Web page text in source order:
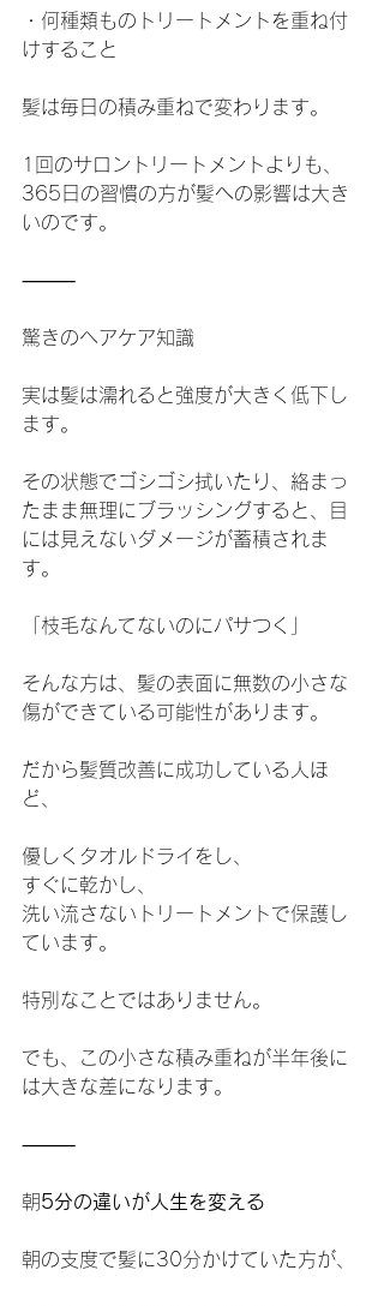
・何種類ものトリートメントを重ね付
けすること
髪は毎日の積み重ねで変わります。
1回のサロントリートメントよりも、
365日の習慣の方が髪への影響は大き
いのです。
⸻
驚きのヘアケア知識
実は髪は濡れると強度が大きく低下し
ます。
その状態でゴシゴシ拭いたり、絡まっ
たまま無理にブラッシングすると、目
には見えないダメージが蓄積されま
す。
「枝毛なんてないのにパサつく」
そんな方は、髪の表面に無数の小さな
傷ができている可能性があります。
だから髪質改善に成功している人ほ
ど、
優しくタオルドライをし、
すぐに乾かし、
洗い流さないトリートメントで保護し
ています。
特別なことではありません。
でも、この小さな積み重ねが半年後に
は大きな差になります。
⸻
朝5分の違いが人生を変える
朝の支度で髪に30分かけていた方が、